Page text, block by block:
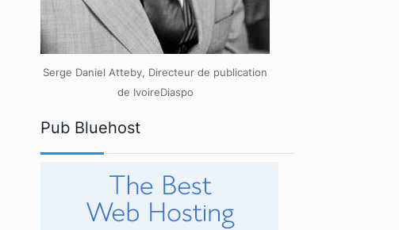
Serge Daniel Atteby, Directeur de publication
de IvoireDiaspo
Pub Bluehost